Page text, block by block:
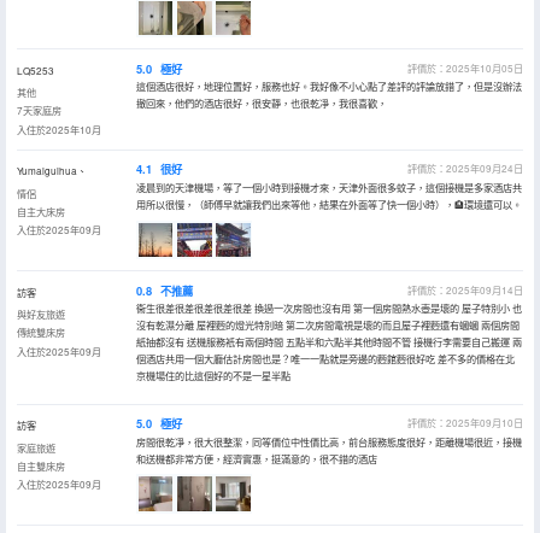
LQ5253
其他
7天家庭房
入住於2025年10月
5.0 極好
評價於：2025年10月05日
這個酒店很好，地理位置好，服務也好。我好像不小心點了差評的評論放錯了，但是沒辦法
撤回來，他們的酒店很好，很安靜，也很乾凈，我很喜歡，
Yumaiguihua、
情侶
自主大床房
入住於2025年09月
4.1 很好
評價於：2025年09月24日
凌晨到的天津機場，等了一個小時到接機才來，天津外面很多蚊子，這個接機是多家酒店共
用所以很慢，（師傅早就讓我們出來等他，結果在外面等了快一個小時），🏨環境還可以。
訪客
與好友旅遊
傳統雙床房
入住於2025年09月
0.8 不推薦
評價於：2025年09月14日
衞生很差很差很差很差很差 換過一次房間也沒有用 第一個房間熱水壺是壞的 屋子特別小 也
沒有乾濕分離 屋裡麪的燈光特別暗 第二次房間電視是壞的而且屋子裡麪還有蟈蟈 兩個房間
紙抽都沒有 送機服務衹有兩個時間 五點半和六點半其他時間不管 接機行李需要自己搬運 兩
個酒店共用一個大廳估計房間也是？唯一一點就是旁邊的麪館麪很好吃 差不多的價格在北
京機場住的比這個好的不是一星半點
訪客
家庭旅遊
自主雙床房
入住於2025年09月
5.0 極好
評價於：2025年09月10日
房間很乾凈，很大很整潔，同等價位中性價比高，前台服務態度很好，距離機場很近，接機
和送機都非常方便，經濟實惠，挺滿意的，很不錯的酒店